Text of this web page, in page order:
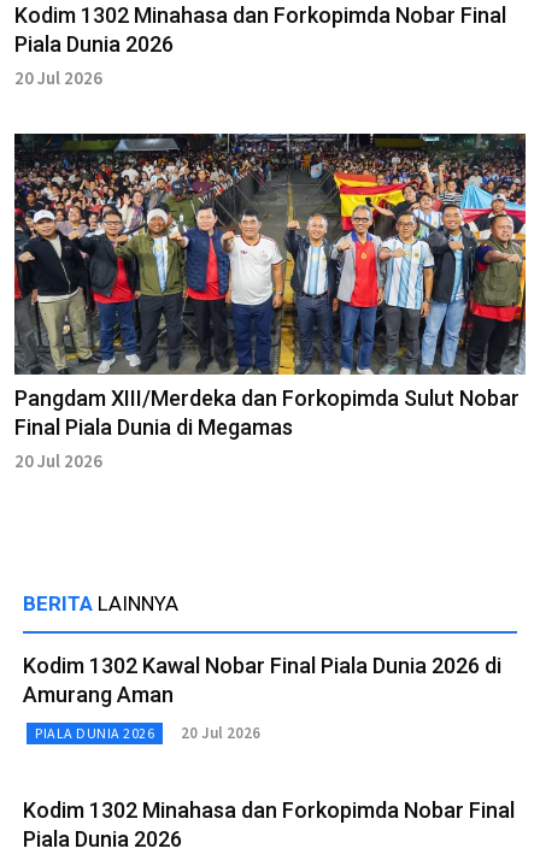
Kodim 1302 Minahasa dan Forkopimda Nobar Final
Piala Dunia 2026
20 Jul 2026
Pangdam XIII/Merdeka dan Forkopimda Sulut Nobar
Final Piala Dunia di Megamas
20 Jul 2026
BERITA LAINNYA
Kodim 1302 Kawal Nobar Final Piala Dunia 2026 di
Amurang Aman
PIALA DUNIA 2026 20 Jul 2026
Kodim 1302 Minahasa dan Forkopimda Nobar Final
Piala Dunia 2026